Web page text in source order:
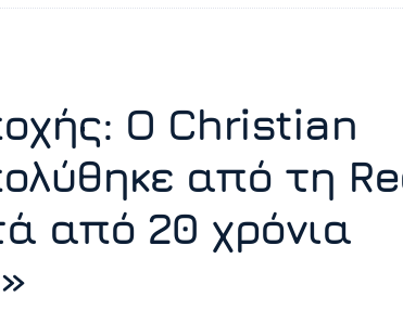
Ο Christian
από τη
από 20 χρόνια